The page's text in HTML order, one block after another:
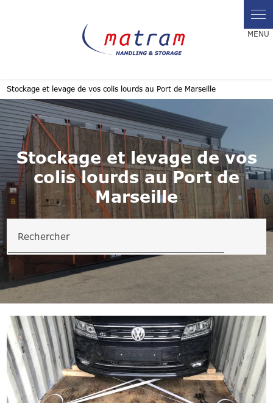
Stockage et levage de vos colis lourds au Port de Marseille
Stockage et levage de vos
colis lourds au Port de
Marseille
Rechercher